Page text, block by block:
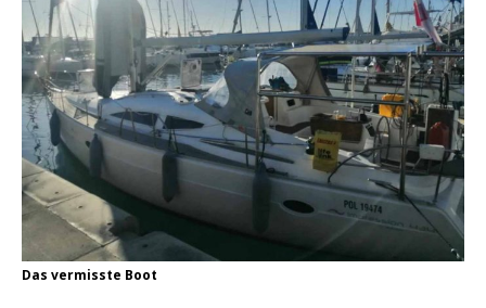
Das vermisste Boot